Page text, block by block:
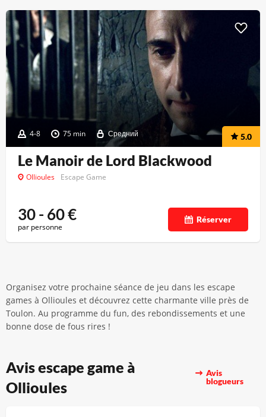
4-8 75 min Средний 5.0
Le Manoir de Lord Blackwood
Ollioules Escape Game
30 - 60€
par personne
Réserver
Organisez votre prochaine séance de jeu dans les escape
games à Ollioules et découvrez cette charmante ville près de
Toulon. Au programme du fun, des rebondissements et une
bonne dose de fous rires !
Avis escape game à
Ollioules
Avis
blogueurs